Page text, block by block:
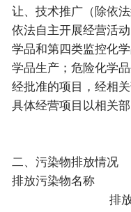
让、技术推广（除依
依法自主开展经营活
学品和第四类监控化
学品生产；危险化学
经批准的项目，经相
具体经营项目以相关
二、污染物排放情况
排放污染
排放